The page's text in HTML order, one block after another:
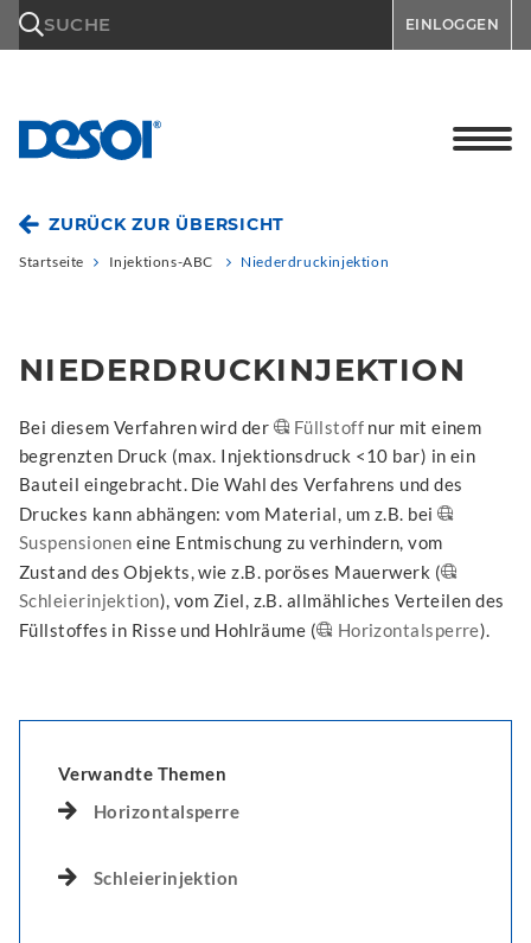
SUCHE EINLOGGEN
ZURÜCK ZUR ÜBERSICHT
Startseite Injektions-ABC Niederdruckinjektion
NIEDERDRUCKINJEKTION
Bei diesem Verfahren wird der Füllstoff nur mit einem
begrenzten Druck (max. Injektionsdruck <10 bar) in ein
Bauteil eingebracht. Die Wahl des Verfahrens und des
Druckes kann abhängen: vom Material, um z.B. bei
Suspensionen eine Entmischung zu verhindern, vom
Zustand des Objekts, wie z.B. poröses Mauerwerk (
Schleierinjektion), vom Ziel, z.B. allmähliches Verteilen des
Füllstoffes in Risse und Hohlräume (
Horizontalsperre).
Verwandte Themen
Horizontalsperre
Schleierinjektion